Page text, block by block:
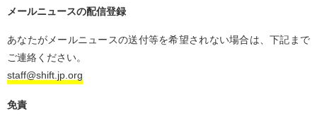
メールニュースの配信登録
あなたがメールニュースの送付等を希望されない場合は、下記まで
ご連絡ください。
staff@shift.jp.org
免責